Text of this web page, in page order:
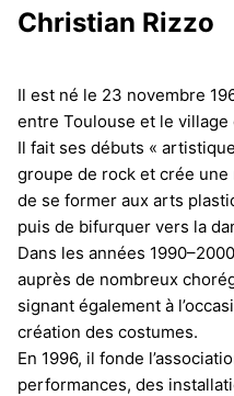
Christian Rizzo
Il est né le 23 novembre
entre Toulouse et le village
Il fait ses débuts «
groupe de rock et crée
de se former aux arts
puis de bifurquer vers la
Dans les années
auprès de nombreux
signant également à
création des costumes.
En 1996, il fonde
performances, des